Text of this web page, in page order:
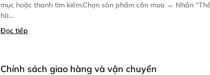
mục hoặc thanh tìm kiếm.Chọn sản phẩm cần mua → Nhấn
hà...
Đọc tiếp
Chính sách giao hàng và vận chuyển